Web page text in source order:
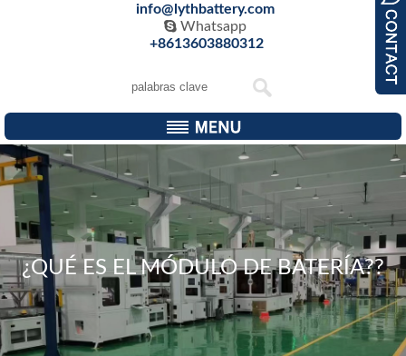
info@lythbattery.com
 Whatsapp
+8613603880312
¿QUÉ ES EL MÓDULO DE BATERÍA??